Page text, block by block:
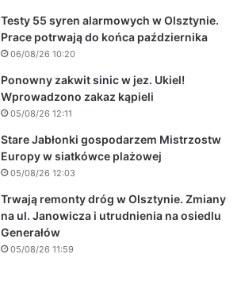
Testy 55 syren alarmowych w Olsztynie.
Prace potrwają do końca października
06/08/26 10:20
Ponowny zakwit sinic w jez. Ukiel!
Wprowadzono zakaz kąpieli
05/08/26 12:11
Stare Jabłonki gospodarzem Mistrzostw
Europy w siatkówce plażowej
05/08/26 12:03
Trwają remonty dróg w Olsztynie. Zmiany
na ul. Janowicza i utrudnienia na osiedlu
Generałów
05/08/26 11:59